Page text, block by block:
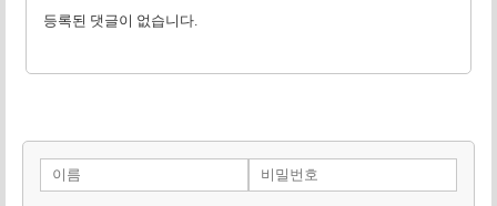
등록된 댓글이 없습니다.